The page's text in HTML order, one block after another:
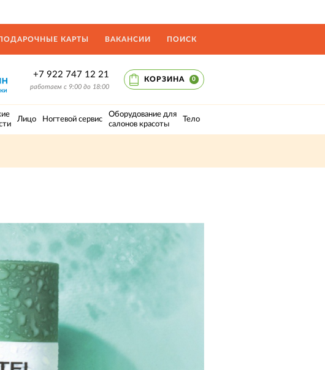
КАРТЫ ВАКАНСИИ ПОИСК
+7 922 747 12 21
работаем с 9:00 до 18:00
КОРЗИНА 0
Лицо Ногтевой сервис
Оборудование для
салонов красоты
Тело